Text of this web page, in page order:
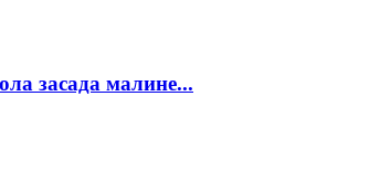
засада малине...